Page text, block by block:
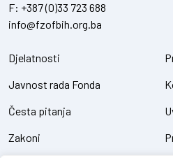
F: +387 (0)33 723 688
info@fzofbih.org.ba
Djelatnosti
Javnost rada Fonda
Česta pitanja
Zakoni